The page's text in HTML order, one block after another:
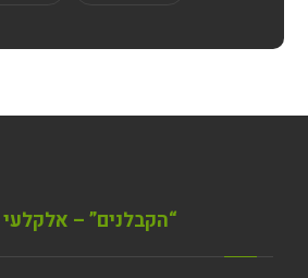
“הקבלנים” –